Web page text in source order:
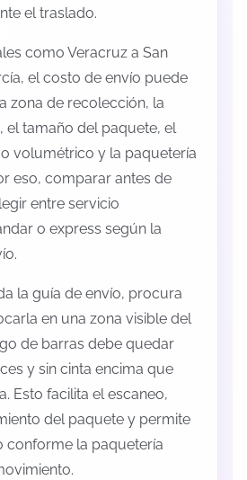
el traslado.
como Veracruz a San
el costo de envío puede
zona de recolección, la
el tamaño del paquete, el
volumétrico y la paquetería
eso, comparar antes de
entre servicio
o express según la
la guía de envío, procura
en una zona visible del
de barras debe quedar
y sin cinta encima que
Esto facilita el escaneo,
del paquete y permite
conforme la paquetería